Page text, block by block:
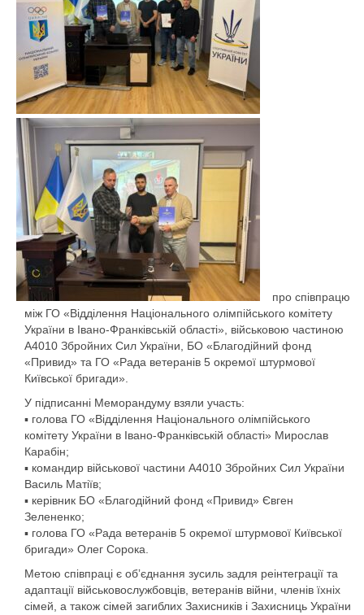
про співпрацю
між ГО «Відділення Національного олімпійського комітету
України в Івано-Франківській області», військовою частиною
А4010 Збройних Сил України, БО «Благодійний фонд
«Привид» та ГО «Рада ветеранів 5 окремої штурмової
Київської бригади».
У підписанні Меморандуму взяли участь:
▪️ голова ГО «Відділення Національного олімпійського
комітету України в Івано-Франківській області» Мирослав
Карабін;
▪️ командир військової частини А4010 Збройних Сил України
Василь Матіїв;
▪️ керівник БО «Благодійний фонд «Привид» Євген
Зелененко;
▪️ голова ГО «Рада ветеранів 5 окремої штурмової Київської
бригади» Олег Сорока.
Метою співпраці є обʼєднання зусиль задля реінтеграції та
адаптації військовослужбовців, ветеранів війни, членів їхніх
сімей, а також сімей загиблих Захисників і Захисниць України